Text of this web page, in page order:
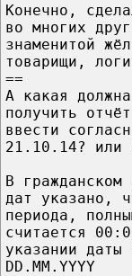
Конечно,
во многих
знаменитой
товарищи,
==
А какая
получить
ввести
21.10.14? или
В гражданском
дат указано,
периода,
считается
указании
DD.MM.YYYY